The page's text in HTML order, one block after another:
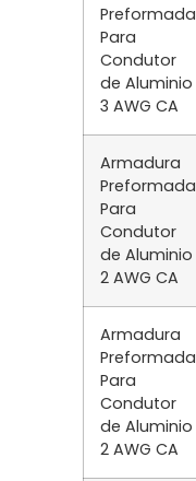
Preformada
Para
Condutor
de Aluminio
3 AWG CA
Armadura
Preformada
Para
Condutor
de Aluminio
2 AWG CA
Armadura
Preformada
Para
Condutor
de Aluminio
2 AWG CA